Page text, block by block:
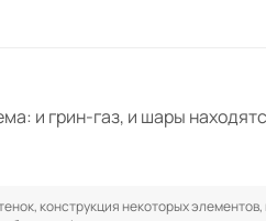
и грин-газ, и шары
конструкция некоторых элементов,